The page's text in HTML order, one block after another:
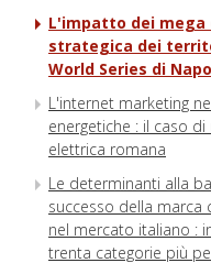
L'impatto dei
strategica dei
World Series di
L'internet marketing
energetiche : il caso
elettrica romana
Le determinanti alla
successo della marca
nel mercato italiano :
trenta categorie più